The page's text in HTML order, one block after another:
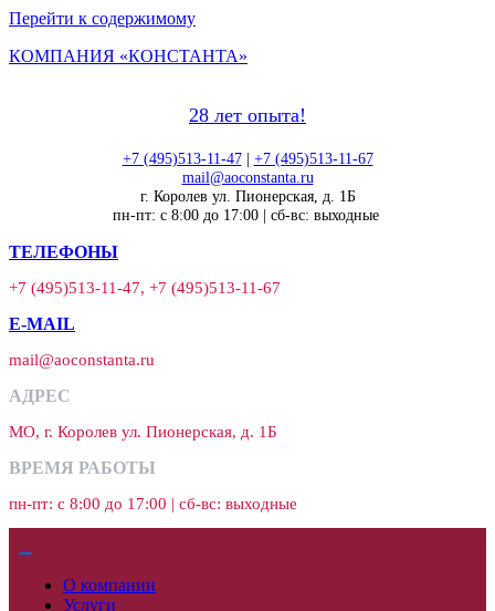
Перейти к содержимому
КОМПАНИЯ «КОНСТАНТА»
28 лет опыта!
+7 (495)513-11-47| +7 (495)513-11-67
mail@aoconstanta.ru
г. Королев ул. Пионерская, д. 1Б
пн-пт: с 8:00 до 17:00 | сб-вс: выходные
ТЕЛЕФОНЫ
+7 (495)513-11-47, +7 (495)513-11-67
E-MAIL
mail@aoconstanta.ru
АДРЕС
МО, г. Королев ул. Пионерская, д. 1Б
ВРЕМЯ РАБОТЫ
пн-пт: с 8:00 до 17:00 | сб-вс: выходные
О компании
Услуги